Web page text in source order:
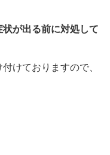
状が出る前に対処して
けておりますので、